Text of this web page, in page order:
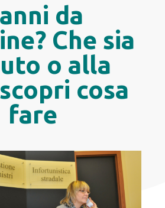
da
Che sia
o alla
cosa
fare